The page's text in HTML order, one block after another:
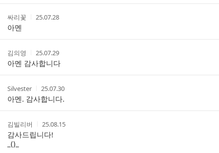
트
작
성
자
싸리꽃
작
간
25.07.28
아멘
작
성
자
김의영
작
성
시
간
25.07.29
아멘 감사합니다
작
성
자
Silvester
작
성
시
간
25.07.30
아멘. 감사합니다.
작
성
자
김빌리버
작
성
시
25.08.15
감사드립니다!
_()_